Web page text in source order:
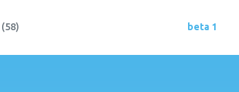
(58) beta 1